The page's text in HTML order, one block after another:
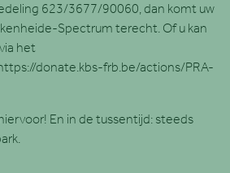
623/3677/90060, dan komt uw
Spectrum terecht. Of u kan
het
donate.kbs-frb.be/actions/PRA-
En in de tussentijd: steeds